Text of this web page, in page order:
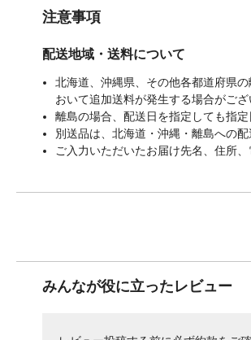
注意事項
配送地域・送料について
北海道、沖縄県、その他各都道府県
おいて追加送料が発生する場合がござ
離島の場合、配送日を指定しても指
別送品は、北海道・沖縄・離島への配
ご入力いただいたお届け先名、住所
みんなが役に立ったレビュー